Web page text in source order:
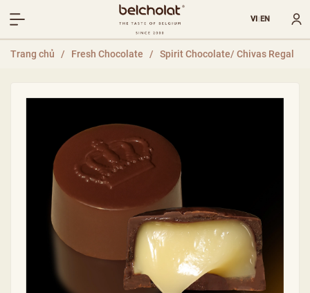
VI|EN
Trang chủ / Fresh Chocolate / Spirit Chocolate/ Chivas Regal